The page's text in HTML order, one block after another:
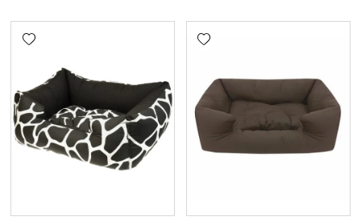
Add wishlist